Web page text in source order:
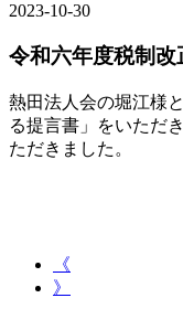
2023-10-30
令和六年度税制
熱田法人会の堀江様
る提言書」をいただ
ただきました。
《
》